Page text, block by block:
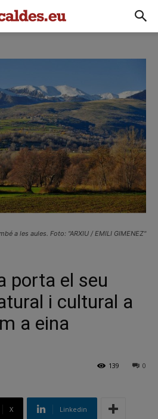
a les aules. Foto: "ARXIU / EMILI GIMENEZ"
porta el seu
i cultural a
a eina
0
139
X Linkedin